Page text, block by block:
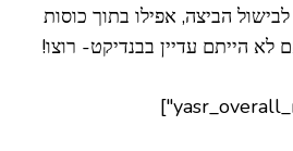
הביצה, אפילו בתוך כוסות
לא הייתם עדיין בבנדיקט- רוצו!